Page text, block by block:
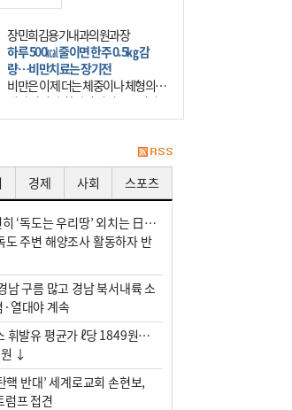
장민희김용기내과의원과장
하루 500㎉ 줄이면 한주 0.5㎏ 감
량…비만치료는 장기전
비만은 이제 더는 체중이나 체형의 문
제가 아니다. 하나의 질병으로 인지
하고 치료와 관리를 해야 한다. 세계
경제 사회 스포츠
‘독도는 우리땅’ 외치는 日…
도 주변 해양조사 활동하자 반
남 구름 많고 경남 북서내륙 소
열대야 계속
휘발유 평균가 ℓ당 1849원…
↓
핵 반대’ 세계로교회 손현보,
럼프 접견